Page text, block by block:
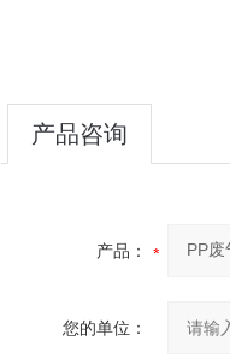
产品咨询
产品：
您的单位：